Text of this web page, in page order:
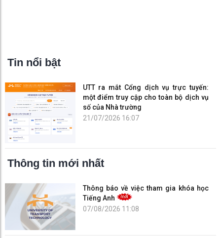
Tin nổi bật
UTT ra mắt Cổng dịch vụ trực tuyến:
một điểm truy cập cho toàn bộ dịch vụ
số của Nhà trường
21/07/2026 16:07
Thông tin mới nhất
Thông báo về việc tham gia khóa học
Tiếng Anh
07/08/2026 11:08